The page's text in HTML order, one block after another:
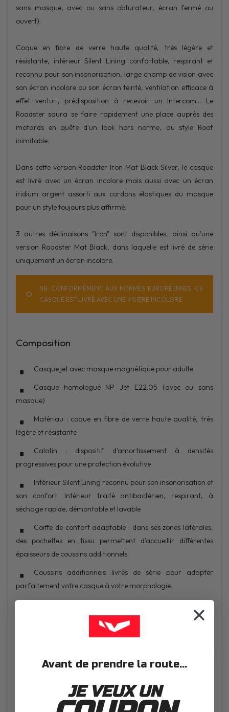
sans masque, avec ou sans obturateur, écran fermé ou
ouvert).
Coque en fibre de verre haute qualité, très légère et
résistante, intérieur Silent Lining confortable, respirant et
reconnu pour son insonorisation, large champ de vision avec
son écran incolore ou son écran teinté, ventilation efficace à
effet venturi, prédisposition à recevoir un Intercom... Le
Roadster saura se faire rapidement une place auprès des
motards en quête d'un look hors norme, au style Roof
inimitable.
Dans cette version Roadster Iron Mat Black Silver, le casque
est livré avec un écran incolore mais aussi avec un écran
iridium argent assorti aux cordons élastiques du masque
pour un style toujours plus affirmé.
3 autres déclinaisons "Iron" sont disponibles, ainsi qu'une
version Roadster Mat Black, dans laquelle est livré de série
uniquement un écran incolore.
NB: CONFORMÉMENT AUX NORMES EUROPÉENNES, CE
CASQUE EST LIVRÉ AVEC UNE VISIÈRE INCOLORE.
Composition
Casque jet avec masque magnétique pour adulte
Casque homologué NP Jet E22.05 (avec ou sans
masque)
Matériau : coque en fibre de verre haute qualité, très
légère et résistante
Calotin : dispositif d'amortissement à densités
progressives pour une protection évolutive
Intérieur Silent Lining reconnu pour son insonorisation et
son confort. Intérieur traité antibactérien, respirant, à
séchage rapide, démontable et lavable
Coiffe de confort adaptable : dans ses zones latérales,
des pochettes en tissu permettent d'accueillir différentes
épaisseurs de coussins additionnels
Coussins additionnels livrés de série pour adapter
parfaitement votre casque à votre morphologie
Ecran incolore en polycarbonate traité anti-rayure et
Livré de série avec un second écran iridium argent,
assorti aux élastiques du masque
Avant de prendre la route...
JE VEUX UN